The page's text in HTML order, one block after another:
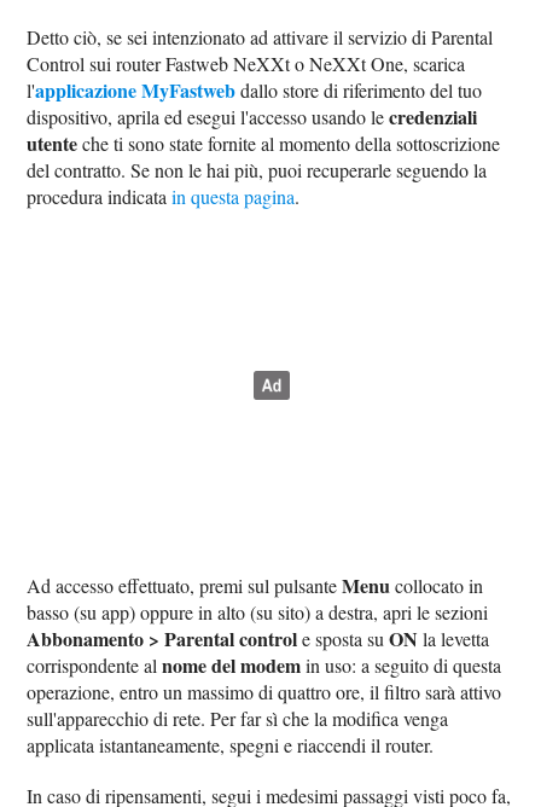
Detto ciò, se sei intenzionato ad attivare il servizio di Parental
Control sui router Fastweb NeXXt o NeXXt One, scarica
l'applicazione MyFastwebdallo store di riferimento del tuo
dispositivo, aprila ed esegui l'accesso usando lecredenziali
utenteche ti sono state fornite al momento della sottoscrizione
del contratto. Se non le hai più, puoi recuperarle seguendo la
procedura indicatain questa pagina.
Ad accesso effettuato, premi sul pulsanteMenucollocato in
basso (su app) oppure in alto (su sito) a destra, apri le sezioni
Abbonamento > Parental controle sposta suON la levetta
corrispondente alnome del modemin uso: a seguito di questa
operazione, entro un massimo di quattro ore, il filtro sarà attivo
sull'apparecchio di rete. Per far sì che la modifica venga
applicata istantaneamente, spegni e riaccendi il router.
In caso di ripensamenti, segui i medesimi passaggi visti poco fa,